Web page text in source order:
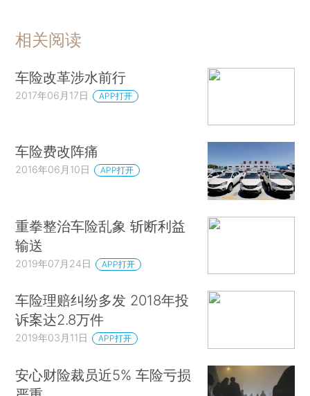
相关阅读
车险改革涉水前行
2017年06月17日 APP打开
车险费改阵痛
2016年06月10日 APP打开
重拳整治车险乱象 斩断利益
输送
2019年07月24日 APP打开
车险理赔纠纷多发 2018年投
诉案达2.8万件
2019年03月11日 APP打开
安心财险裁员近5% 车险亏损